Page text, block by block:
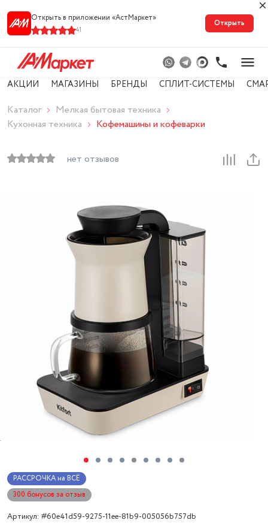
Открыть в приложении «АстМарке‪т‬»
41
Открыть
АКЦИИ МАГАЗИНЫ БРЕНДЫ СПЛИТ-СИСТЕМЫ
Каталог
Мелкая бытовая техника
Кухонная техника
Кофемашины и кофеварки
нет отзывов
РАССРОЧКА на ВСЁ
300 бонусов за отзыв
Артикул: #60e41d59-9275-11ee-81b9-005056b757db